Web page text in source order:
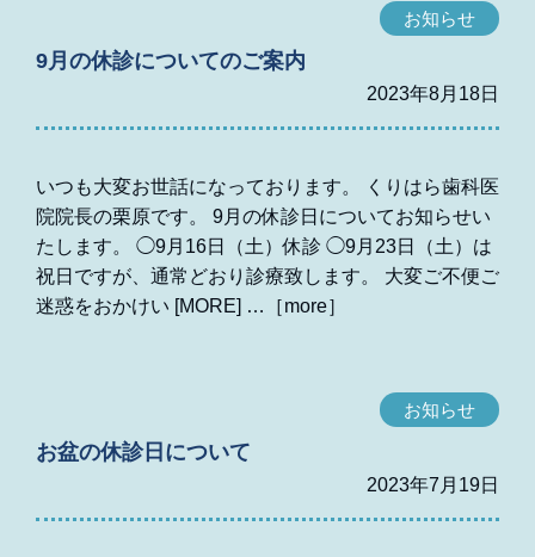
お知らせ
9月の休診についてのご案内
2023年8月18日
いつも大変お世話になっております。 くりはら歯科医
院院長の栗原です。 9月の休診日についてお知らせい
たします。 ◯9月16日（土）休診 ◯9月23日（土）は
祝日ですが、通常どおり診療致します。 大変ご不便ご
迷惑をおかけい [MORE]
お知らせ
お盆の休診日について
2023年7月19日